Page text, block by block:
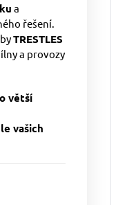
a
řešení.
TRESTLES
a provozy
větší
vašich